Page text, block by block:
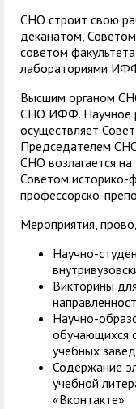
СНО строит свою
деканатом,
советом
лабораториями
Высшим органом
СНО ИФФ. Научное
осуществляет
Председателем
СНО возлагается
Советом историко-
профессорско-
Мероприятия,
Научно-
Викторины
Научно-
обучающихся
учебных
Содержание
учебной
«Вконтакте»